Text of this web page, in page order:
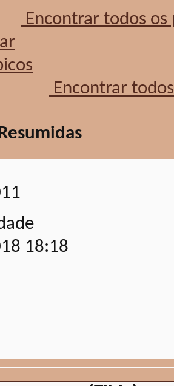
Encontrar todos os
Encontrar
18:18